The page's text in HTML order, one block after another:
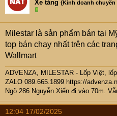
Xe tăng {Kinh doanh chuyên
Milestar là sản phẩm bán tại
top bán chạy nhất trên các
Wallmart
ADVENZA, MILESTAR - Lốp Việt,
ZALO 089.665.1899 https://
Ngõ 286 Nguyễn Xiển đi vào 70m.
12:04 17/02/2025